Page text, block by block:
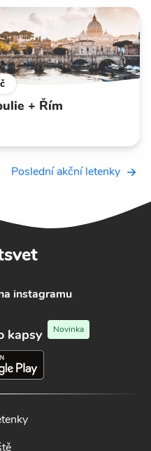
+ Řím
Poslední akční letenky
instagramu
kapsy Novinka